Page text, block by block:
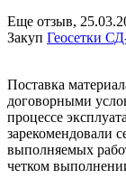
Еще отзыв,
Закуп Геосетки
Поставка
договорными
процессе
зарекомендовали
выполняемых
четком